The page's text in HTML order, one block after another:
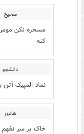
صحیح
مسخره نکن
کنه
دانشجو
نماد المپیک آتن
هادی
خاک بر سر